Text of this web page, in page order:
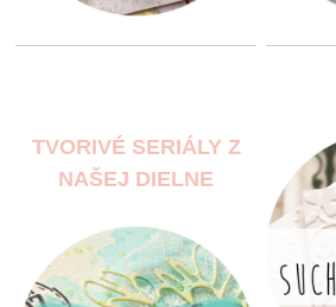
TVORIVÉ SERIÁLY Z
NAŠEJ DIELNE